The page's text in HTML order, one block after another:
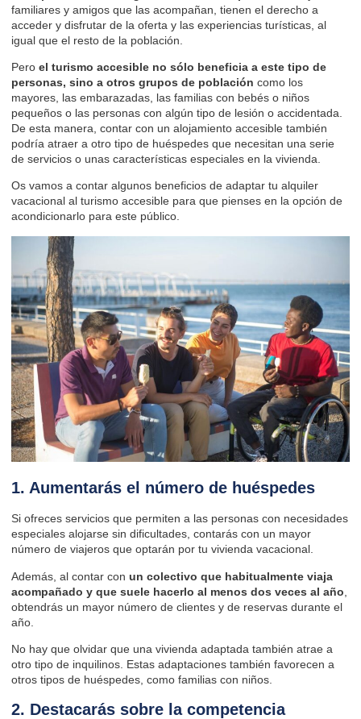
familiares y amigos que las acompañan, tienen el derecho a
acceder y disfrutar de la oferta y las experiencias turísticas, al
igual que el resto de la población.
Pero el turismo accesible no sólo beneficia a este tipo de
personas, sino a otros grupos de población como los
mayores, las embarazadas, las familias con bebés o niños
pequeños o las personas con algún tipo de lesión o accidentada.
De esta manera, contar con un alojamiento accesible también
podría atraer a otro tipo de huéspedes que necesitan una serie
de servicios o unas características especiales en la vivienda.
Os vamos a contar algunos beneficios de adaptar tu alquiler
vacacional al turismo accesible para que pienses en la opción de
acondicionarlo para este público.
1. Aumentarás el número de huéspedes
Si ofreces servicios que permiten a las personas con necesidades
especiales alojarse sin dificultades, contarás con un mayor
número de viajeros que optarán por tu vivienda vacacional.
Además, al contar con un colectivo que habitualmente viaja
acompañado y que suele hacerlo al menos dos veces al año
obtendrás un mayor número de clientes y de reservas durante el
año.
No hay que olvidar que una vivienda adaptada también atrae a
otro tipo de inquilinos. Estas adaptaciones también favorecen a
otros tipos de huéspedes, como familias con niños
2. Destacarás sobre la competencia